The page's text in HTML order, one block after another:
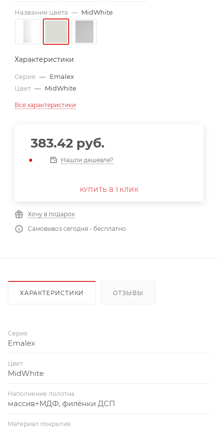
Название цвета — MidWhite
Характеристики
Серия — Emalex
Цвет — MidWhite
Все характеристики
383.42 руб.
Нашли дешевле?
КУПИТЬ В 1 КЛИК
Хочу в подарок
Самовывоз сегодня - бесплатно
ХАРАКТЕРИСТИКИ ОТЗЫВЫ
Серия
Emalex
Цвет
MidWhite
Наполнение полотна
массив+МДФ, филёнки ДСП
Материал покрытия